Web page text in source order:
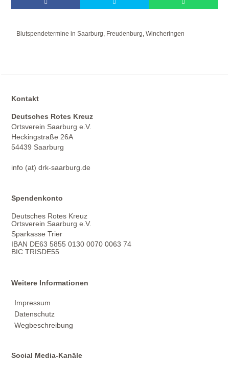
Blutspendetermine in Saarburg, Freudenburg, Wincheringen
Kontakt
Deutsches Rotes Kreuz
Ortsverein Saarburg e.V.
Heckingstraße 26A
54439 Saarburg
info (at) drk-saarburg.de
Spendenkonto
Deutsches Rotes Kreuz
Ortsverein Saarburg e.V.
Sparkasse Trier
IBAN DE63 5855 0130 0070 0063 74
BIC TRISDE55
Weitere Informationen
Impressum
Datenschutz
Wegbeschreibung
Social Media-Kanäle